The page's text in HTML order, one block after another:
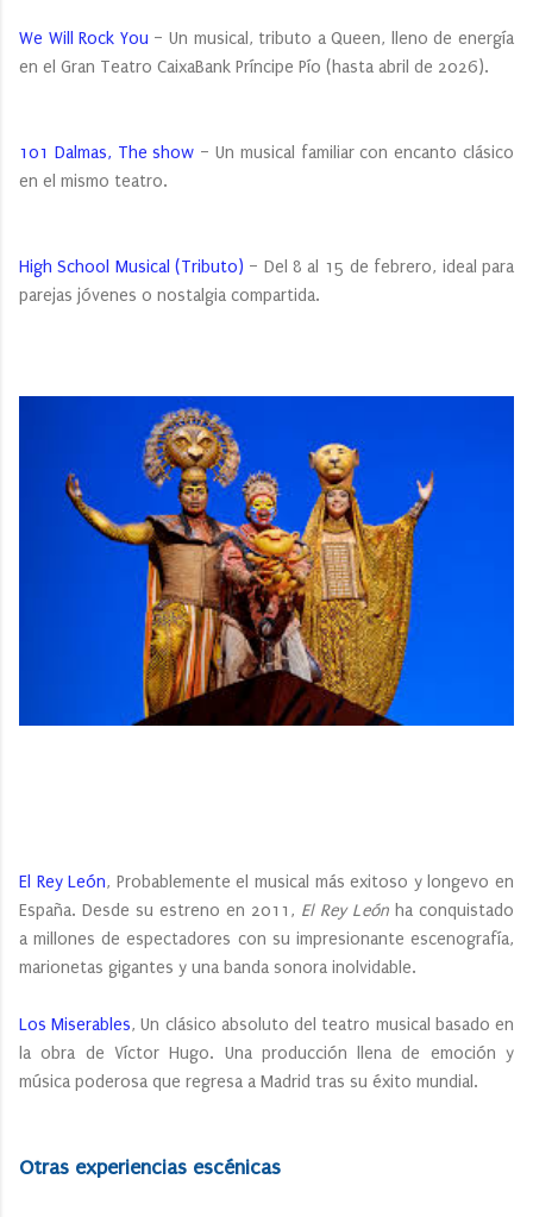
We Will Rock You – Un musical, tributo a Queen, lleno de energía
en el Gran Teatro CaixaBank Príncipe Pío (hasta abril de 2026).
101 Dalmas, The show – Un musical familiar con encanto clásico
en el mismo teatro.
High School Musical (Tributo) – Del 8 al 15 de febrero, ideal para
parejas jóvenes o nostalgia compartida.
El Rey León, Probablemente el musical más exitoso y longevo en
España. Desde su estreno en 2011, El Rey León ha conquistado
a millones de espectadores con su impresionante escenografía,
marionetas gigantes y una banda sonora inolvidable.
Los Miserables, Un clásico absoluto del teatro musical basado en
la obra de Víctor Hugo. Una producción llena de emoción y
música poderosa que regresa a Madrid tras su éxito mundial.
Otras experiencias escénicas